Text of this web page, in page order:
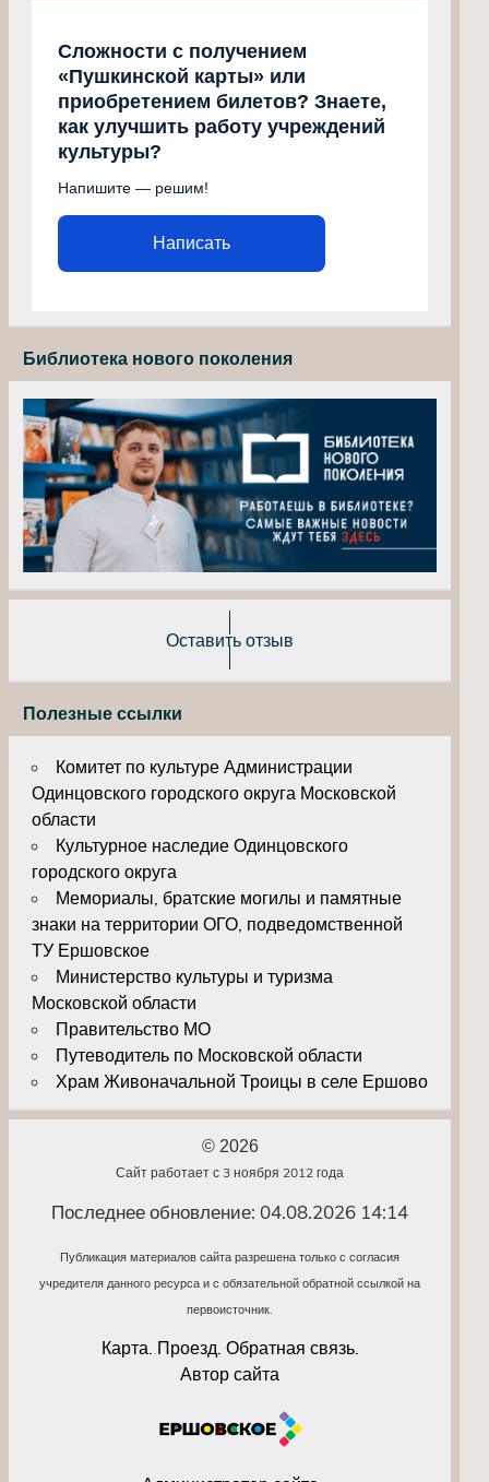
Сложности с получением
«Пушкинской карты» или
приобретением билетов? Знаете,
как улучшить работу учреждений
культуры?
Напишите — решим!
Написать
Библиотека нового поколения
Оставить отзыв
Полезные ссылки
Комитет по культуре Администрации
Одинцовского городского округа Московской
области
Культурное наследие Одинцовского
городского округа
Мемориалы, братские могилы и памятные
знаки на территории ОГО, подведомственной
ТУ Ершовское
Министерство культуры и туризма
Московской области
Правительство МО
Путеводитель по Московской области
Храм Живоначальной Троицы в селе Ершово
© 2026
Сайт работает с 3 ноября 2012 года
Последнее обновление: 04.08.2026 14:14
Публикация материалов сайта разрешена только с согласия
учредителя данного ресурса и с обязательной обратной ссылкой на
первоисточник.
Карта. Проезд. Обратная связь.
Автор сайта